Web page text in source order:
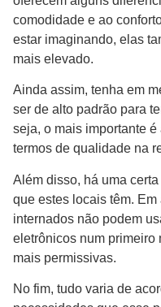
comodidade e ao
estar imaginando, elas
mais elevado.
Ainda assim, tenha em
ser de alto padrão para
seja, o mais importante
termos de qualidade na
Além disso, há uma
que estes locais têm.
internados não podem
eletrônicos num primeiro
mais permissivas.
No fim, tudo varia de